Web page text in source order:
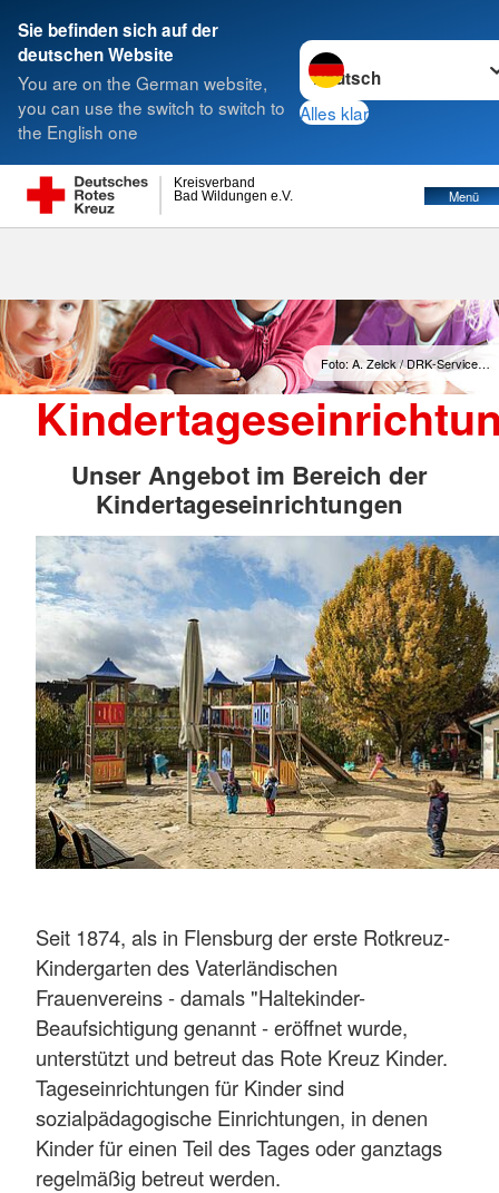
Sie befinden sich auf der
deutschen Website
You are on the German website,
you can use the switch to switch to
the English one
Sprache wechseln zu
Alles klar
Bad Wildungen e.V.
Kreisverband
Menü
Suche
Kindertageseinrichtung
Foto: A. Zelck / DRK-Service…
Unser Angebot im Bereich der
Kindertageseinrichtungen
Seit 1874, als in Flensburg der erste Rotkreuz-
Kindergarten des Vaterländischen
Frauenvereins - damals "Haltekinder-
Beaufsichtigung genannt - eröffnet wurde,
unterstützt und betreut das Rote Kreuz Kinder.
Tageseinrichtungen für Kinder sind
sozialpädagogische Einrichtungen, in denen
Kinder für einen Teil des Tages oder ganztags
regelmäßig betreut werden.